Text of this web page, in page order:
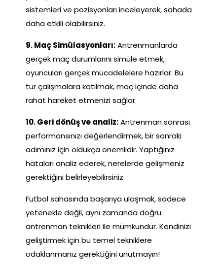
sistemleri ve pozisyonları inceleyerek, sahada
daha etkili olabilirsiniz.
9. Maç Simülasyonları:Antrenmanlarda
gerçek maç durumlarını simüle etmek,
oyuncuları gerçek mücadelelere hazırlar. Bu
tür çalışmalara katılmak, maç içinde daha
rahat hareket etmenizi sağlar.
10. Geri dönüş ve analiz:Antrenman sonrası
performansınızı değerlendirmek, bir sonraki
adımınız için oldukça önemlidir. Yaptığınız
hataları analiz ederek, nerelerde gelişmeniz
gerektiğini belirleyebilirsiniz.
Futbol sahasında başarıya ulaşmak, sadece
yetenekle değil, aynı zamanda doğru
antrenman teknikleri ile mümkündür. Kendinizi
geliştirmek için bu temel tekniklere
odaklanmanız gerektiğini unutmayın!